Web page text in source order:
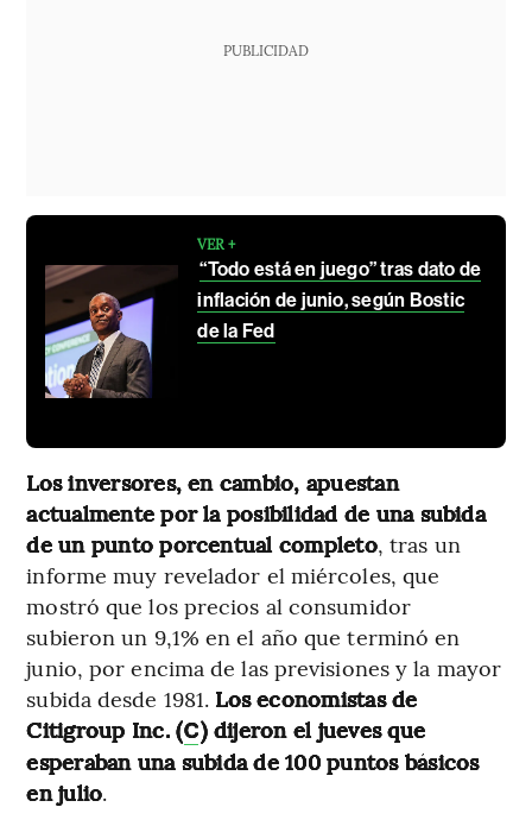
PUBLICIDAD
VER +
“Todo está en juego” tras dato de
inflación de junio, según Bostic
de la Fed
Los inversores, en cambio, apuestan
actualmente por la posibilidad de una subida
de un punto porcentual completo, tras un
informe muy revelador el miércoles, que
mostró que los precios al consumidor
subieron un 9,1% en el año que terminó en
junio, por encima de las previsiones y la mayor
subida desde 1981. Los economistas de
Citigroup Inc. (C) dijeron el jueves que
esperaban una subida de 100 puntos básicos
en julio.